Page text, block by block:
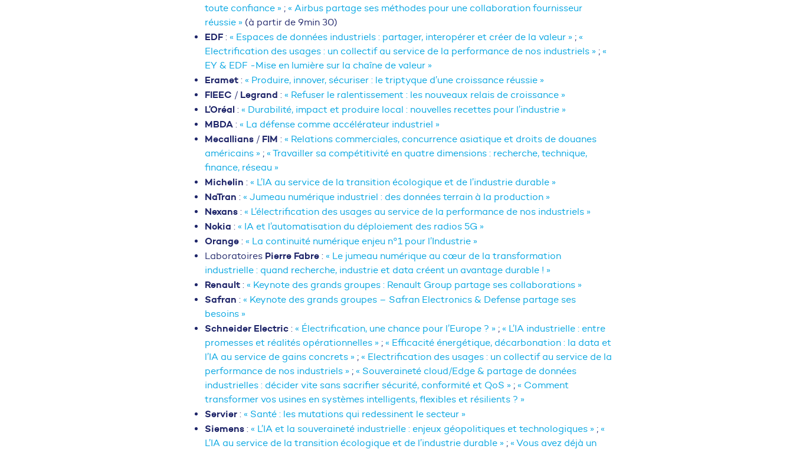
toute confiance » ; « Airbus partage ses méthodes pour une collaboration fournisseur
réussie » (à partir de 9min 30)
EDF : « Espaces de données industriels : partager, interopérer et créer de la valeur » ; «
Electrification des usages : un collectif au service de la performance de nos industriels » ; «
EY & EDF -Mise en lumière sur la chaîne de valeur »
Eramet : « Produire, innover, sécuriser : le triptyque d’une croissance réussie »
FIEEC / Legrand : « Refuser le ralentissement : les nouveaux relais de croissance »
L’Oréal : « Durabilité, impact et produire local : nouvelles recettes pour l’industrie »
MBDA : « La défense comme accélérateur industriel »
Mecallians / FIM : « Relations commerciales, concurrence asiatique et droits de douanes
américains » ; « Travailler sa compétitivité en quatre dimensions : recherche, technique,
finance, réseau »
Michelin : « L’IA au service de la transition écologique et de l’industrie durable »
NaTran : « Jumeau numérique industriel : des données terrain à la production »
Nexans : « L’électrification des usages au service de la performance de nos industriels »
Nokia : « IA et l’automatisation du déploiement des radios 5G »
Orange : « La continuité numérique enjeu n°1 pour l’Industrie »
Laboratoires Pierre Fabre : « Le jumeau numérique au cœur de la transformation
industrielle : quand recherche, industrie et data créent un avantage durable ! »
Renault : « Keynote des grands groupes : Renault Group partage ses collaborations »
Safran : « Keynote des grands groupes – Safran Electronics & Defense partage ses
besoins »
Schneider Electric : « Électrification, une chance pour l’Europe ? » ; « L’IA industrielle : entre
promesses et réalités opérationnelles » ; « Efficacité énergétique, décarbonation : la data et
l’IA au service de gains concrets » ; « Electrification des usages : un collectif au service de la
performance de nos industriels » ; « Souveraineté cloud/Edge & partage de données
industrielles : décider vite sans sacrifier sécurité, conformité et QoS » ; « Comment
transformer vos usines en systèmes intelligents, flexibles et résilients ? »
Servier : « Santé : les mutations qui redessinent le secteur »
Siemens : « L’IA et la souveraineté industrielle : enjeux géopolitiques et technologiques » ; «
L’IA au service de la transition écologique et de l’industrie durable » ; « Vous avez déjà un